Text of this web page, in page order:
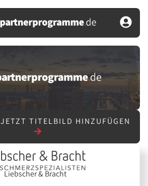
JETZT TITELBILD HINZUFÜGEN
Liebscher & Bracht